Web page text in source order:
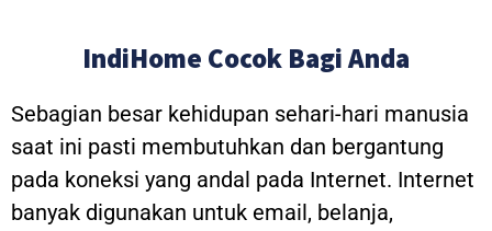
IndiHome Cocok Bagi Anda
Sebagian besar kehidupan sehari-hari manusia
saat ini pasti membutuhkan dan bergantung
pada koneksi yang andal pada Internet. Internet
banyak digunakan untuk email, belanja,